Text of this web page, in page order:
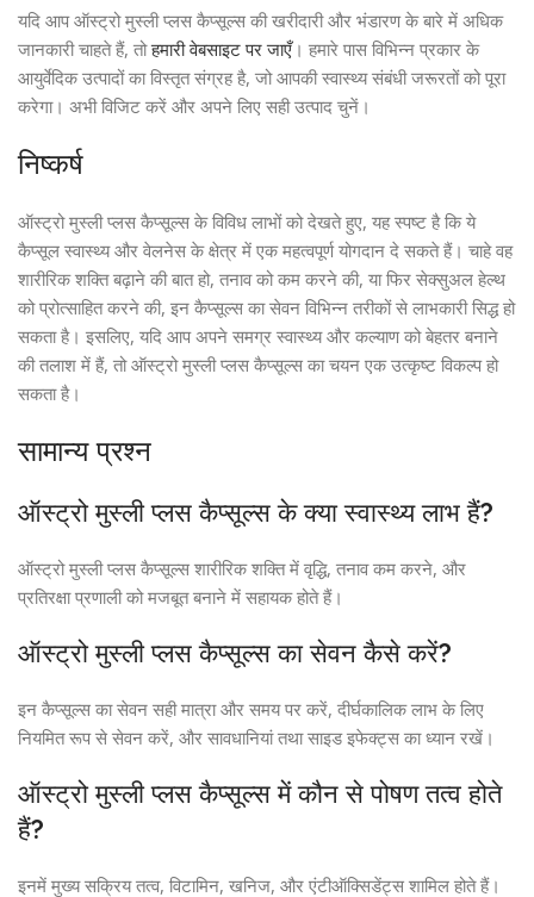
यदि आप ऑस्ट्रो मुस्ली प्लस कैप्सूल्स की खरीदारी और भंडारण के बारे में अधिक
जानकारी चाहते हैं, तोहमारी वेबसाइट पर जाएँ। हमारे पास विभिन्न प्रकार के
आयुर्वेदिक उत्पादों का विस्तृत संग्रह है, जो आपकी स्वास्थ्य संबंधी जरूरतों को पूरा
करेगा। अभी विजिट करें और अपने लिए सही उत्पाद चुनें।
निष्कर्ष
ऑस्ट्रो मुस्ली प्लस कैप्सूल्स के विविध लाभों को देखते हुए, यह स्पष्ट है कि ये
कैप्सूल स्वास्थ्य और वेलनेस के क्षेत्र में एक महत्वपूर्ण योगदान दे सकते हैं। चाहे वह
शारीरिक शक्ति बढ़ाने की बात हो, तनाव को कम करने की, या फिर सेक्सुअल हेल्थ
को प्रोत्साहित करने की, इन कैप्सूल्स का सेवन विभिन्न तरीकों से लाभकारी सिद्ध हो
सकता है। इसलिए, यदि आप अपने समग्र स्वास्थ्य और कल्याण को बेहतर बनाने
की तलाश में हैं, तो ऑस्ट्रो मुस्ली प्लस कैप्सूल्स का चयन एक उत्कृष्ट विकल्प हो
सकता है।
सामान्य प्रश्न
ऑस्ट्रो मुस्ली प्लस कैप्सूल्स के क्या स्वास्थ्य लाभ हैं?
ऑस्ट्रो मुस्ली प्लस कैप्सूल्स शारीरिक शक्ति में वृद्धि, तनाव कम करने, और
प्रतिरक्षा प्रणाली को मजबूत बनाने में सहायक होते हैं।
ऑस्ट्रो मुस्ली प्लस कैप्सूल्स का सेवन कैसे करें?
इन कैप्सूल्स का सेवन सही मात्रा और समय पर करें, दीर्घकालिक लाभ के लिए
नियमित रूप से सेवन करें, और सावधानियां तथा साइड इफेक्ट्स का ध्यान रखें।
ऑस्ट्रो मुस्ली प्लस कैप्सूल्स में कौन से पोषण तत्व होते
हैं?
इनमें मुख्य सक्रिय तत्व, विटामिन, खनिज, और एंटीऑक्सिडेंट्स शामिल होते हैं।